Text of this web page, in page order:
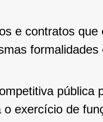
e contratos
pública
o exercício de